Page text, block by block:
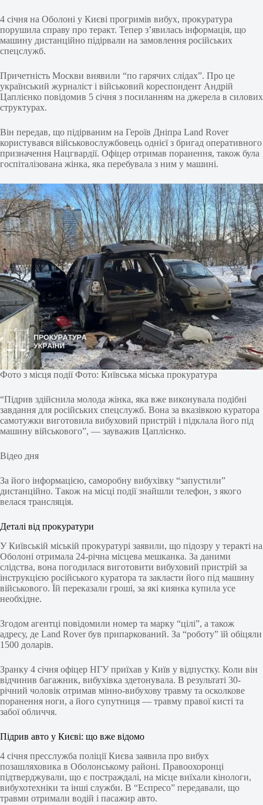
4 січня на Оболоні у Києві прогримів вибух, прокуратура
порушила справу про теракт. Тепер з’явилась інформація, що
машину дистанційно підірвали на замовлення російських
спецслужб.
Причетність Москви виявили “по гарячих слідах”. Про це
український журналіст і військовий кореспондент Андрій
Цаплієнко повідомив 5 січня з посиланням на джерела в силових
структурах.
Він передав, що підірваним на Героїв Дніпра Land Rover
користувався військовослужбовець однієї з бригад оперативного
призначення Нацгвардії. Офіцер отримав поранення, також була
госпіталізована жінка, яка перебувала з ним у машині.
Фото з місця події Фото: Київська міська прокуратура
“Підрив здійснила молода жінка, яка вже виконувала подібні
завдання для російських спецслужб. Вона за вказівкою куратора
самотужки виготовила вибуховий пристрій і підклала його під
машину військового”, — зауважив Цаплієнко.
Відео дня
За його інформацією, саморобну вибухівку “запустили”
дистанційно. Також на місці події знайшли телефон, з якого
велася трансляція.
Деталі від прокуратури
У Київській міській прокуратурі заявили, що підозру у теракті на
Оболоні отримала 24-річна місцева мешканка. За даними
слідства, вона погодилася виготовити вибуховий пристрій за
інструкцією російського куратора та закласти його під машину
військового. Їй переказали гроші, за які киянка купила усе
необхідне.
Згодом агентці повідомили номер та марку “цілі”, а також
адресу, де Land Rover був припаркований. За “роботу” їй обіцяли
1500 доларів.
Зранку 4 січня офіцер НГУ приїхав у Київ у відпустку. Коли він
відчинив багажник, вибухівка здетонувала. В результаті 30-
річний чоловік отримав мінно-вибухову травму та осколкове
поранення ноги, а його супутниця — травму правої кисті та
забої обличчя.
Підрив авто у Києві: що вже відомо
4 січня пресслужба поліції Києва заявила про вибух
позашляховика в Оболонському районі. Правоохоронці
підтверджували, що є постраждалі, на місце виїхали кінологи,
вибухотехніки та інші служби. В “Еспресо” передавали, що
травми отримали водій і пасажир авто.